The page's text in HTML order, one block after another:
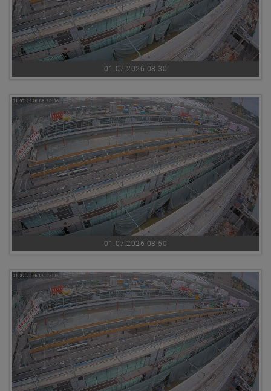
01.07.2026 08:30
01.07.2026 08:50